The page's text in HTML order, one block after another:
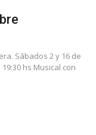
Sábados 2 y 16 de
hs Musical con